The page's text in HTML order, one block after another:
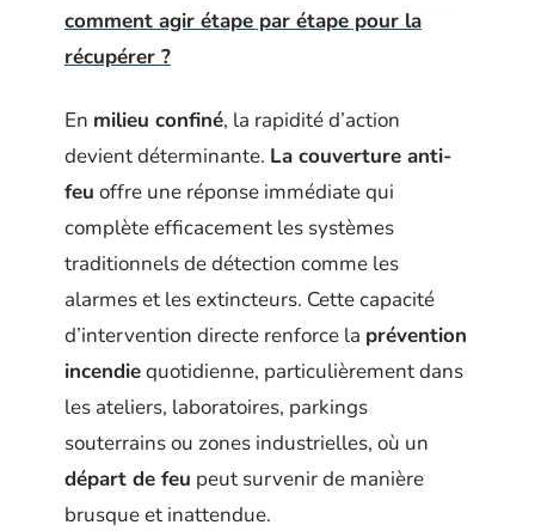
comment agir étape par étape pour la
récupérer ?
En milieu confiné, la rapidité d’action
devient déterminante. La couverture anti-
feu offre une réponse immédiate qui
complète efficacement les systèmes
traditionnels de détection comme les
alarmes et les extincteurs. Cette capacité
d’intervention directe renforce la prévention
incendiequotidienne, particulièrement dans
les ateliers, laboratoires, parkings
souterrains ou zones industrielles, où un
départ de feu peut survenir de manière
brusque et inattendue.